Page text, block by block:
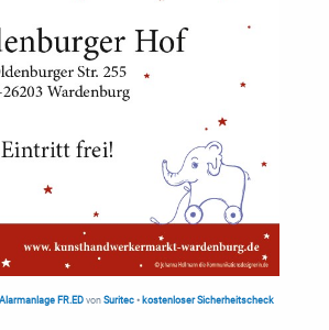
Alarmanlage FR.ED von Suritec • kostenloser Sicherheitscheck